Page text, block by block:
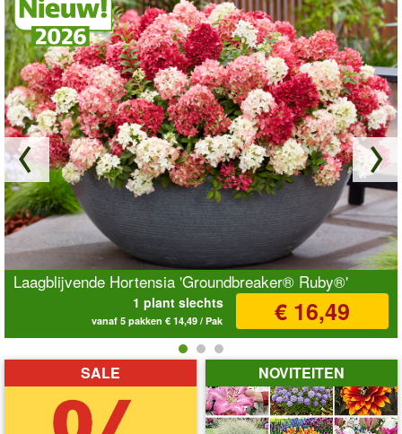
Laagblijvende Hortensia 'Groundbreaker® Ruby®'
1 plant slechts € 16,49
vanaf 5 pakken € 14,49 / Pak
SALE NOVITEITEN